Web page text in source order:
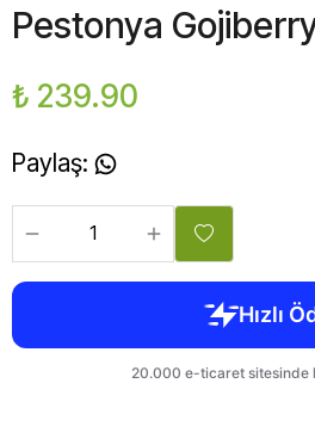
Pestonya
₺ 239.90
Paylaş: